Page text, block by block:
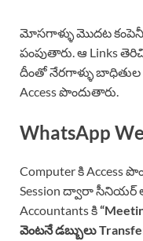
మోసగాళ్ళు మొదట కంపెనీ
పంపుతారు. ఆ Links
దీంతో నేరగాళ్ళు బాధితుల
Access పొందుతారు.
WhatsApp
Computer కి Access
Session ద్వారా సీనియర్
Accountants కి
వెంటనే డబ్బులు